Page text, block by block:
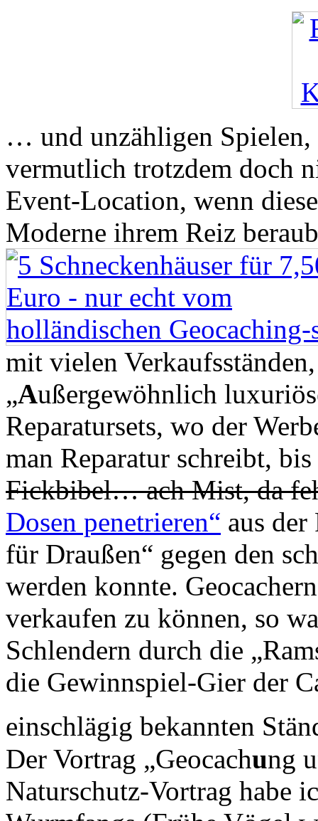
… und unzähligen Spielen,
vermutlich trotzdem doch
Event-Location, wenn
Moderne ihrem Reiz
mit vielen
„Außergewöhnlich
Reparatursets, wo der
man Reparatur schreibt,
Fickbibel… ach Mist, da
Dosen penetrieren“ aus
für Draußen“ gegen den
werden konnte.
verkaufen zu können, so
Schlendern durch die
die Gewinnspiel-Gier der
einschlägig bekannten
Der Vortrag „Geocachung
Naturschutz-Vortrag habe